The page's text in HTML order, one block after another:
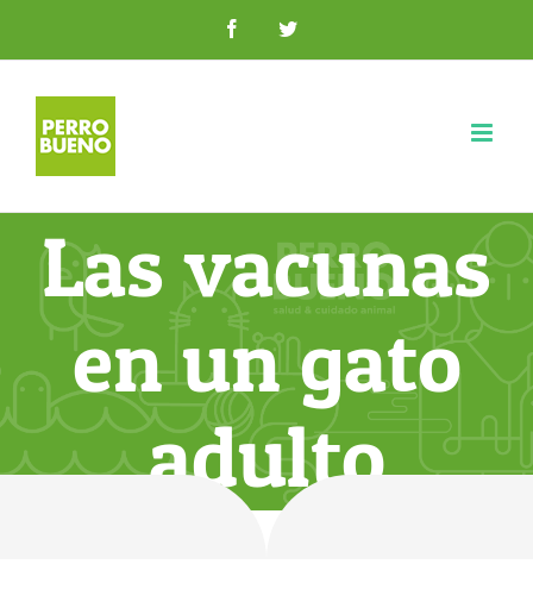
al
contenido
Facebook
Las vacunas
en un gato
adulto